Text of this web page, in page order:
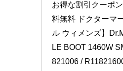
お得な割引クーポ
料無料 ドクターマ
ル ウィメンズ】
LE BOOT 1460W
821006 /